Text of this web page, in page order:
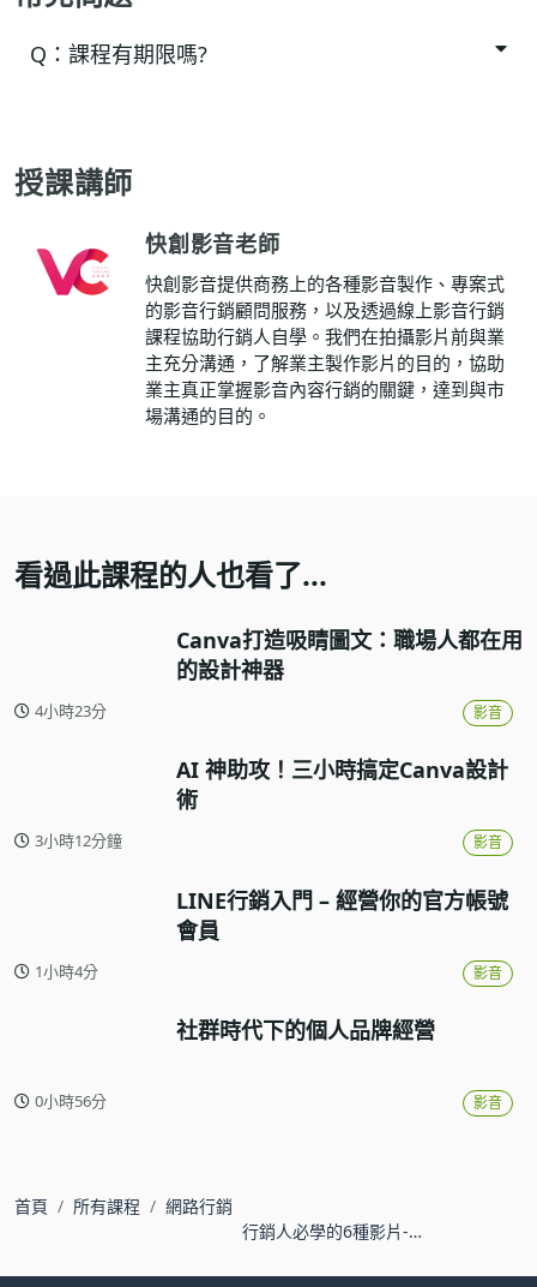
Q： 課程有期限嗎?
授課講師
快創影音老師
快創影音提供商務上的各種影音製作、專案式
的影音行銷顧問服務，以及透過線上影音行銷
課程協助行銷人自學。我們在拍攝影片前與業
主充分溝通，了解業主製作影片的目的，協助
業主真正掌握影音內容行銷的關鍵，達到與市
場溝通的目的。
看過此課程的人也看了...
Canva打造吸睛圖文：職場人都在用
的設計神器
4小時23分 影音
AI 神助攻！三小時搞定Canva設計
術
3小時12分鐘 影音
LINE行銷入門 – 經營你的官方帳號
會員
1小時4分 影音
社群時代下的個人品牌經營
0小時56分 影音
首頁 所有課程
網路行銷
行銷人必學的6種影片-用